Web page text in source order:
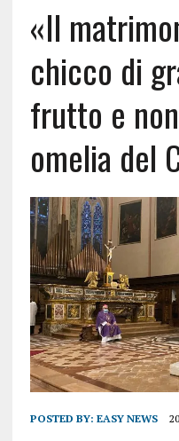
«Il
chicco di
frutto e
omelia del
POSTED BY: EASY NEWS